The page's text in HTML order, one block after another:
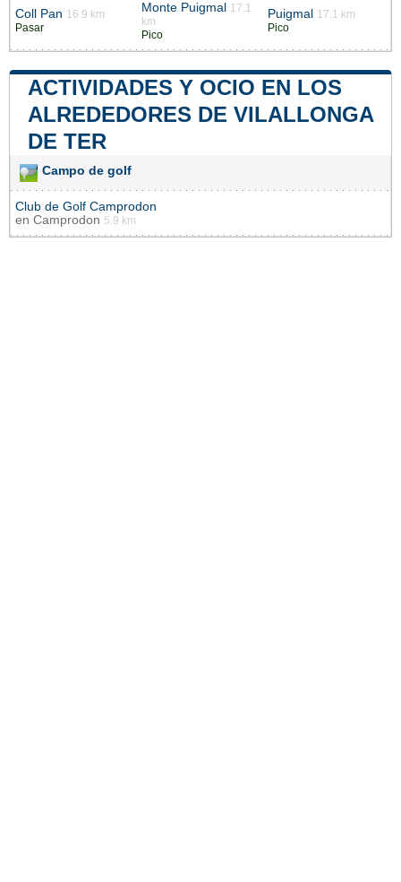
Coll Pan 16.9 km
Pasar
Monte Puigmal
17.1
km
Pico
Puigmal
17.1 km
Pico
ACTIVIDADES Y OCIO EN LOS
ALREDEDORES DE VILALLONGA
DE TER
Campo de golf
Club de Golf Camprodon
en Camprodon 5.9 km